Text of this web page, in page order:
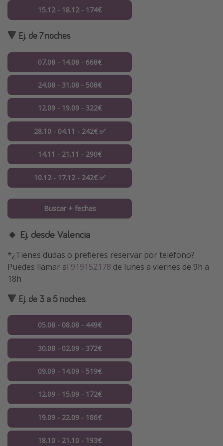
15.12 - 18.12 - 174€
🔻 Ej. de 7 noches
07.08 - 14.08 - 668€
24.08 - 31.08 - 508€
12.09 - 19.09 - 322€
28.10 - 04.11 - 242€ ✅
14.11 - 21.11 - 290€
10.12 - 17.12 - 242€ ✅
Buscar + fechas
🔸 Ej. desde Valencia
*¿Tienes dudas o prefieres reservar por teléfono?
Puedes llamar al 919152178 de lunes a viernes de 9h a
18h
🔻 Ej. de 3 a 5 noches
05.08 - 08.08 - 449€
30.08 - 02.09 - 372€
09.09 - 14.09 - 519€
12.09 - 15.09 - 172€
19.09 - 22.09 - 186€
18.10 - 21.10 - 193€